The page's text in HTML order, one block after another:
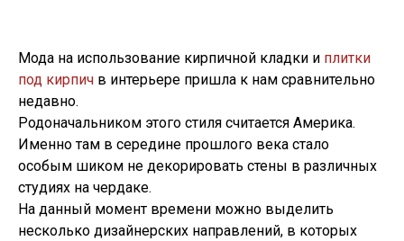
Мода на использование кирпичной кладки и плитки
под кирпич в интерьере пришла к нам сравнительно
недавно.
Родоначальником этого стиля считается Америка.
Именно там в середине прошлого века стало
особым шиком не декорировать стены в различных
студиях на чердаке.
На данный момент времени можно выделить
несколько дизайнерских направлений, в которых